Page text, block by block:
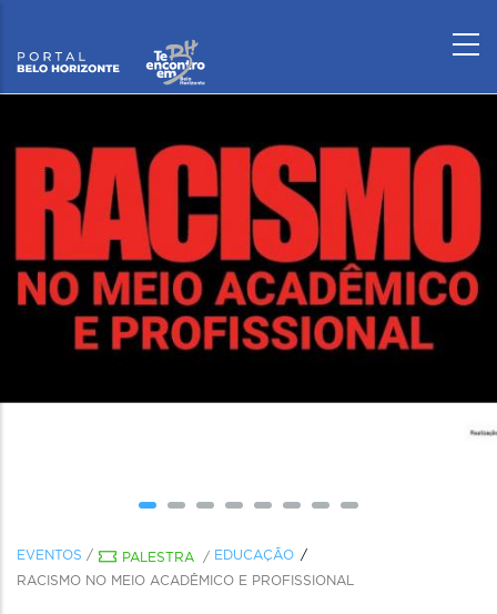
EVENTOS / PALESTRA / EDUCAÇÃO
RACISMO NO MEIO ACADÊMICO E PROFISSIONAL